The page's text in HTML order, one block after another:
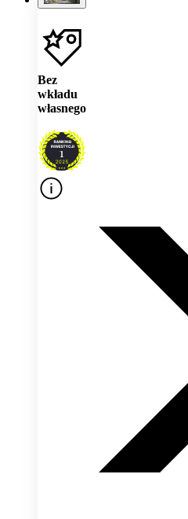
Bez
wkładu
własnego